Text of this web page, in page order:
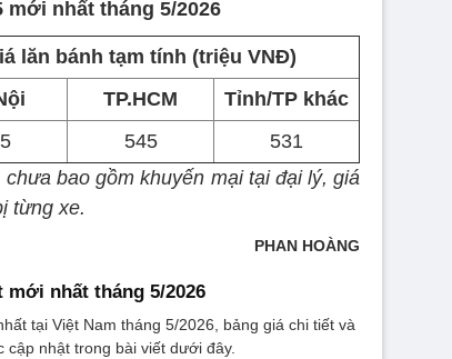
mới nhất tháng 5/2026
lăn bánh tạm tính (triệu VNĐ)
TP.HCM
Tỉnh/TP khác
545
531
bao gồm khuyến mại tại đại lý, giá
từng xe.
PHAN HOÀNG
mới nhất tháng 5/2026
tại Việt Nam tháng 5/2026, bảng giá chi tiết và
nhật trong bài viết dưới đây.